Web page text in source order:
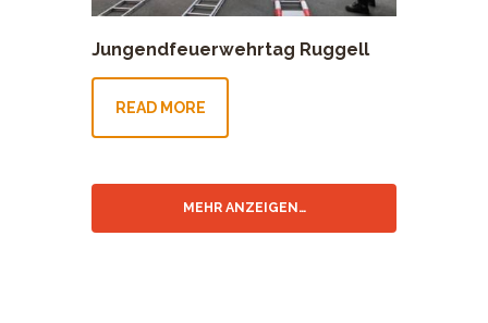
Jungendfeuerwehrtag Ruggell
READ MORE
MEHR ANZEIGEN…